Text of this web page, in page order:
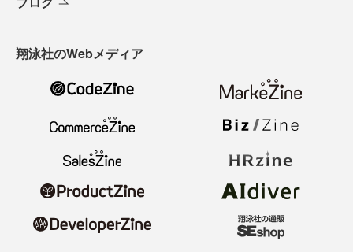
翔泳社のWebメディア